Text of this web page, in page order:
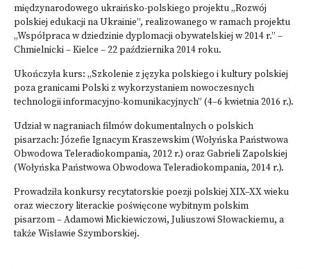
międzynarodowego ukraińsko-polskiego projektu „Rozwój
polskiej edukacji na Ukrainie”, realizowanego w ramach projektu
„Współpraca w dziedzinie dyplomacji obywatelskiej w 2014 r.” –
Chmielnicki – Kielce – 22 października 2014 roku.
Ukończyła kurs: „Szkolenie z języka polskiego i kultury polskiej
poza granicami Polski z wykorzystaniem nowoczesnych
technologii informacyjno-komunikacyjnych” (4–6 kwietnia 2016 r.).
Udział w nagraniach filmów dokumentalnych o polskich
pisarzach: Józefie Ignacym Kraszewskim (Wołyńska Państwowa
Obwodowa Teleradiokompania, 2012 r.) oraz Gabrieli Zapolskiej
(Wołyńska Państwowa Obwodowa Teleradiokompania, 2014 r.).
Prowadziła konkursy recytatorskie poezji polskiej XIX–XX wieku
oraz wieczory literackie poświęcone wybitnym polskim
pisarzom – Adamowi Mickiewiczowi, Juliuszowi Słowackiemu, a
także Wisławie Szymborskiej.